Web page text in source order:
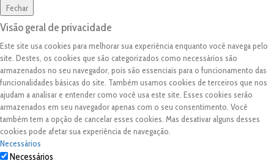
Fechar
Visão geral de privacidade
Este site usa cookies para melhorar sua experiência enquanto você navega pelo
site. Destes, os cookies que são categorizados como necessários são
armazenados no seu navegador, pois são essenciais para o funcionamento das
funcionalidades básicas do site. Também usamos cookies de terceiros que nos
ajudam a analisar e entender como você usa este site. Esses cookies serão
armazenados em seu navegador apenas com o seu consentimento. Você
também tem a opção de cancelar esses cookies. Mas desativar alguns desses
cookies pode afetar sua experiência de navegação.
Necessários
Necessários